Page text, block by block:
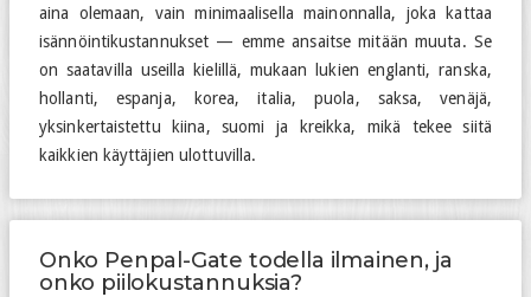
aina olemaan, vain minimaalisella mainonnalla, joka kattaa
isännöintikustannukset — emme ansaitse mitään muuta. Se
on saatavilla useilla kielillä, mukaan lukien englanti, ranska,
hollanti, espanja, korea, italia, puola, saksa, venäjä,
yksinkertaistettu kiina, suomi ja kreikka, mikä tekee siitä
kaikkien käyttäjien ulottuvilla.
Onko Penpal-Gate todella ilmainen, ja
onko piilokustannuksia?